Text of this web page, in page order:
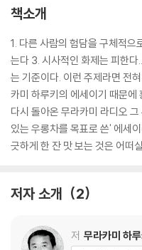
책소개
1. 다른 사람의 험담을 구체적으
는다 3. 시사적인 화제는 피한
는 기준이다. 이런 주제라면 전
카미 하루키의 에세이기 때문에
다시 돌아온 무라카미 라디오
있는 우롱차를 목표로 쓴' 에세
긋하게 한 잔 맛 보는 것은 어떠
저자 소개 2
저 무라카미 하